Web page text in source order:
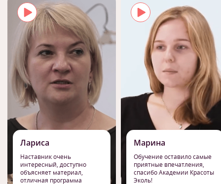
Лариса
Наставник очень
интересный, доступно
объясняет материал,
отличная программа
Марина
Обучение оставило самые
приятные впечатления,
спасибо Академии Красоты
Эколь!